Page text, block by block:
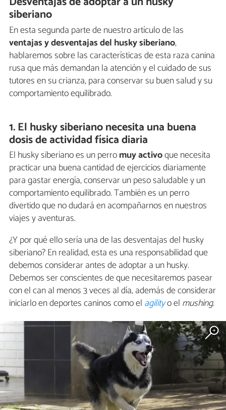
siberiano
En esta segunda parte de nuestro artículo de las
ventajas y desventajas del husky siberiano,
hablaremos sobre las características de esta raza canina
rusa que más demandan la atención y el cuidado de sus
tutores en su crianza, para conservar su buen salud y su
comportamiento equilibrado.
1. El husky siberiano necesita una buena
dosis de actividad física diaria
El husky siberiano es un perromuy activoque necesita
practicar una buena cantidad de ejercicios diariamente
para gastar energía, conservar un peso saludable y un
comportamiento equilibrado. También es un perro
divertido que no dudará en acompañarnos en nuestros
viajes y aventuras.
¿Y por qué ello sería una de las desventajas del husky
siberiano? En realidad, esta es una responsabilidad que
debemos considerar antes de adoptar a un husky.
Debemos ser conscientes de que necesitaremos pasear
con el can al menos 3 veces al día, además de considerar
iniciarlo en deportes caninos como el agilityo el mushing.